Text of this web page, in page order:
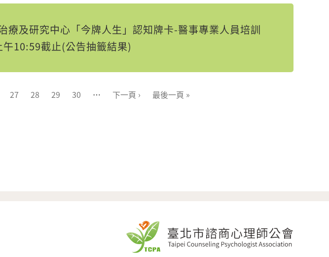
療及研究中心「今牌人生」認知牌卡-醫事專業人員培訓
10:59截止(公告抽籤結果)
27 28 29 30 … 下一頁 › 最後一頁 »